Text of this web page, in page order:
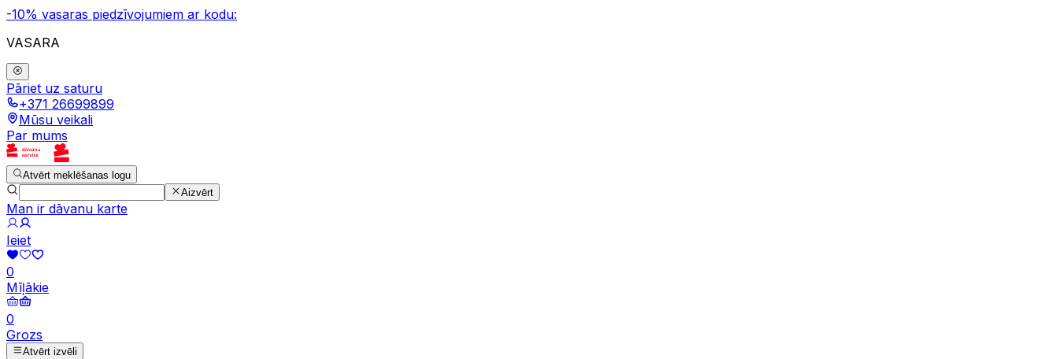
-10% vasaras piedzīvojumiem ar kodu:
VASARA
Pāriet uz saturu
+371 26699899
Mūsu veikali
Par mums
Atvērt meklēšanas logu
Aizvērt
Man ir dāvanu karte
Ieiet
0
Mīļākie
0
Grozs
Atvērt izvēli